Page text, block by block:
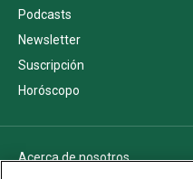
Podcasts
Newsletter
Suscripción
Horóscopo
Acerca de nosotros